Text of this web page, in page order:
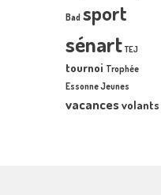
Bad sport
sénart TEJ
tournoi Trophée
Essonne Jeunes
vacancesvolants